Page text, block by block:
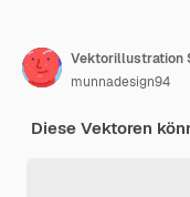
munnadesign94
Diese Vektoren